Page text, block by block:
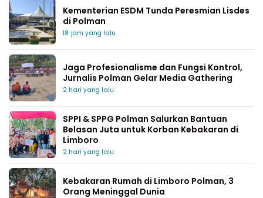
Kementerian ESDM Tunda Peresmian Lisdes
di Polman
18 jam yang lalu
Jaga Profesionalisme dan Fungsi Kontrol,
Jurnalis Polman Gelar Media Gathering
2 hari yang lalu
SPPI & SPPG Polman Salurkan Bantuan
Belasan Juta untuk Korban Kebakaran di
Limboro
2 hari yang lalu
Kebakaran Rumah di Limboro Polman, 3
Orang Meninggal Dunia